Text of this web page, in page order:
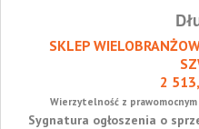
SKLEP
2
Wierzytelność z
Sygnatura ogłoszenia o